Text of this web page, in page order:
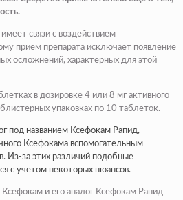
связи с воздействием
прием препарата исключает появление
осложнений, характерных для этой
в дозировке 4 или 8 мг активного
упаковках по 10 таблеток.
под названием Ксефокам Рапид,
Ксефокама вспомогательным
Из-за этих различий подобные
с учетом некоторых нюансов.
и его аналог Ксефокам Рапид